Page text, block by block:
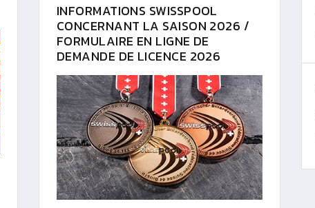
INFORMATIONS SWISSPOOL
CONCERNANT LA SAISON 2026 /
FORMULAIRE EN LIGNE DE
DEMANDE DE LICENCE 2026